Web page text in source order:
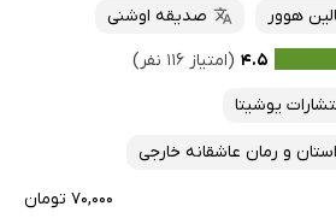
هوور
صدیقه اوشنی
۴.۵ (امتیاز ۱۱۶ نفر)
یوشیتا
و رمان عاشقانه خارجی
۷۰,۰۰۰ تومان